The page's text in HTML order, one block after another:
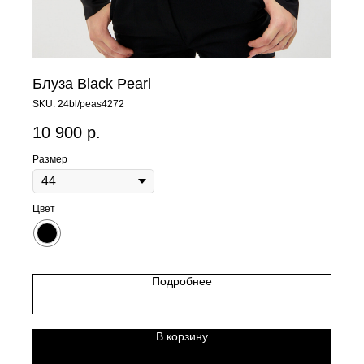
Блуза Black Pearl
SKU: 24bl/peas4272
10 900 р.
Размер
Цвет
Подробнее
В корзину